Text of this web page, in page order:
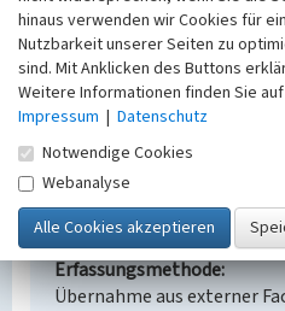
Tagebau Beutersitzer
Schlagwörter
Tagebau
Ort
Fachsicht(en)
Denkmalpflege
Erfassungsmaßstab
Keine Angabe
Erfassungsmethode
Übernahme aus externer
hinaus verwenden wir Cookies für
Nutzbarkeit unserer Seiten zu
sind. Mit Anklicken des Buttons
Weitere Informationen finden Sie
Impressum | Datenschutz
Notwendige Cookies
Webanalyse